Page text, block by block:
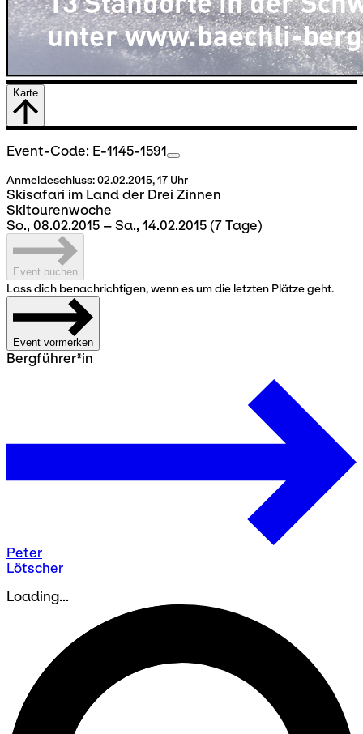
Karte
Event-Code: E-1145-1591
Anmeldeschluss:02.02.2015, 17 Uhr
Skisafari im Land der Drei Zinnen
Skitourenwoche
So., 08.02.2015 – Sa., 14.02.2015 (7 Tage)
Event buchen
Lass dich benachrichtigen, wenn es um die letzten Plätze geht.
Event vormerken
Bergführer*in
Peter
Lötscher
Loading...